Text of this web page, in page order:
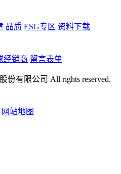
品质 ESG专区 资料下载
经销商 留言表单
份有限公司 All rights reserved.
网站地图